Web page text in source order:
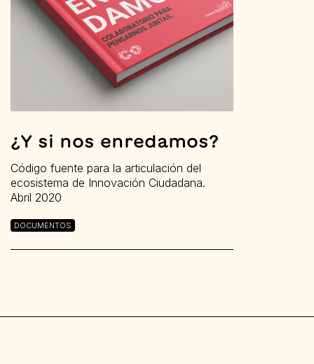
¿Y si nos enredamos?
Código fuente para la articulación del
ecosistema de Innovación Ciudadana.
Abril 2020
DOCUMENTOS